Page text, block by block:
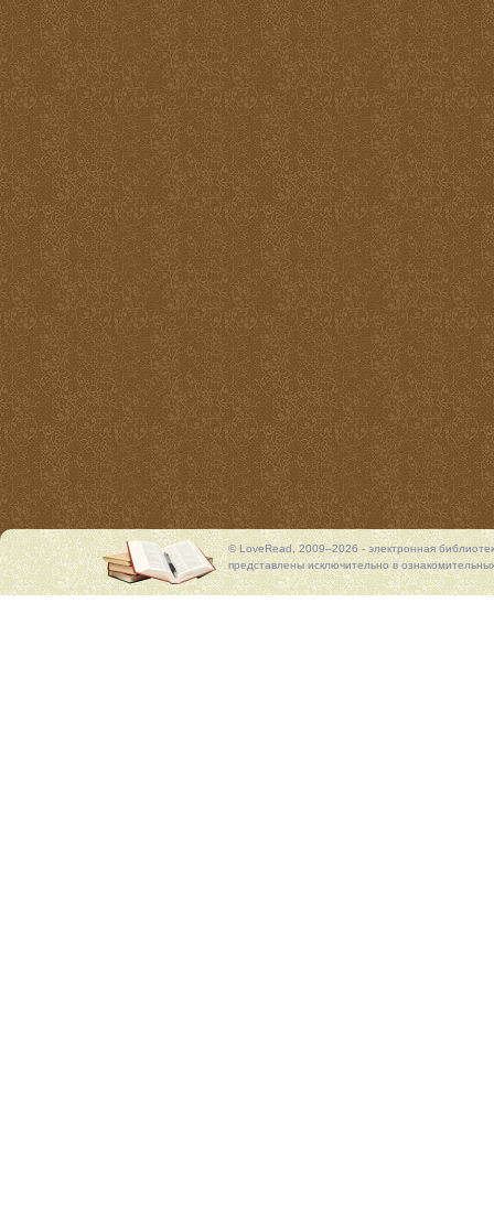
© LoveRead, 2009–2026 - электронная
представлены исключительно в